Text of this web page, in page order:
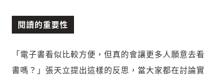
閱讀的重要性
「電子書看似比較方便，但真的會讓更多人願意去看
書嗎？」張天立提出這樣的反思，當大家都在討論實